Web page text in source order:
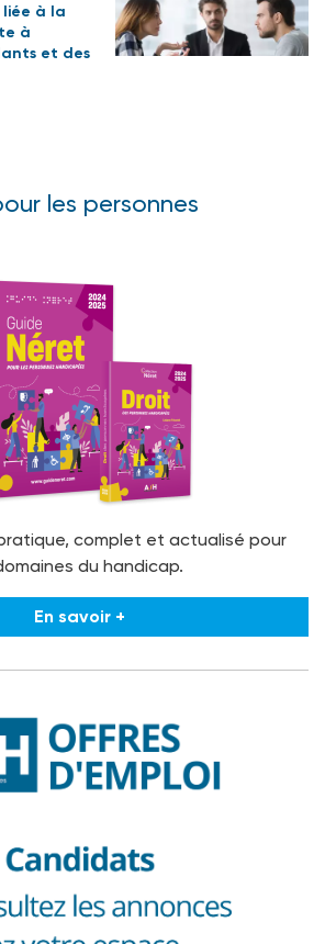
à la
à
et des
les personnes
complet et actualisé pour
du handicap.
En savoir +